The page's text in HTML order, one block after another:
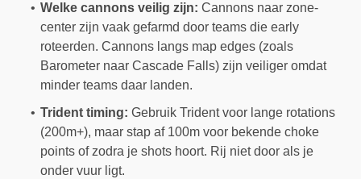
Welke cannons veilig zijn: Cannons naar zone-
center zijn vaak gefarmd door teams die early
roteerden. Cannons langs map edges (zoals
Barometer naar Cascade Falls) zijn veiliger omdat
minder teams daar landen.
Trident timing: Gebruik Trident voor lange rotations
(200m+), maar stap af 100m voor bekende choke
points of zodra je shots hoort. Rij niet door als je
onder vuur ligt.